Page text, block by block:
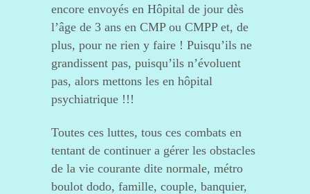
encore envoyés en Hôpital de jour dès
l’âge de 3 ans en CMP ou CMPP et, de
plus, pour ne rien y faire ! Puisqu’ils ne
grandissent pas, puisqu’ils n’évoluent
pas, alors mettons les en hôpital
psychiatrique !!!
Toutes ces luttes, tous ces combats en
tentant de continuer a gérer les obstacles
de la vie courante dite normale, métro
boulot dodo, famille, couple, banquier,